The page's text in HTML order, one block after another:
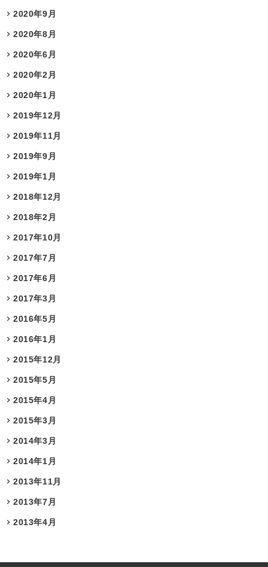
2020年9月
2020年8月
2020年6月
2020年2月
2020年1月
2019年12月
2019年11月
2019年9月
2019年1月
2018年12月
2018年2月
2017年10月
2017年7月
2017年6月
2017年3月
2016年5月
2016年1月
2015年12月
2015年5月
2015年4月
2015年3月
2014年3月
2014年1月
2013年11月
2013年7月
2013年4月